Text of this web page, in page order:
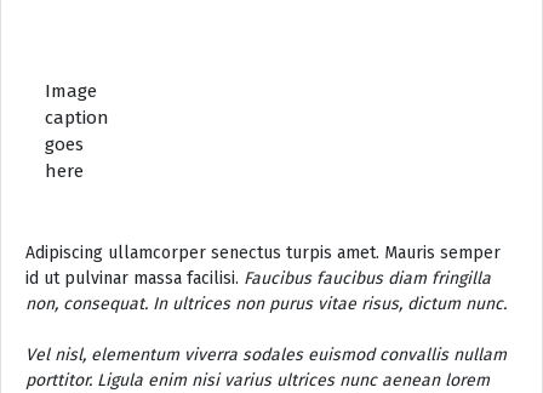
Image
caption
goes
here
Adipiscing ullamcorper senectus turpis amet. Mauris semper
id ut pulvinar massa facilisi. Faucibus faucibus diam fringilla
non, consequat. In ultrices non purus vitae risus, dictum nunc.
Vel nisl, elementum viverra sodales euismod convallis nullam
porttitor. Ligula enim nisi varius ultrices nunc aenean lorem